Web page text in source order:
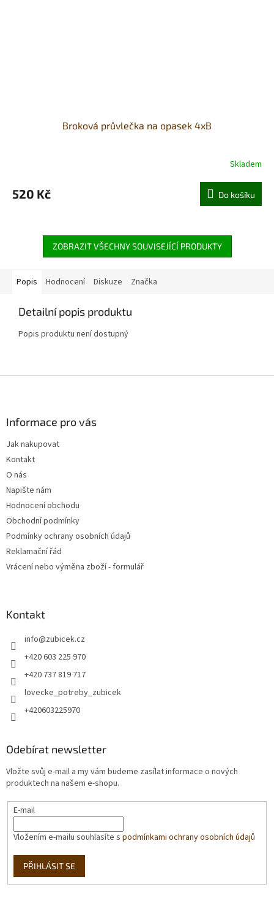
Broková průvlečka na opasek 4xB
Skladem
520 Kč Do košíku
ZOBRAZIT VŠECHNY SOUVISEJÍCÍ PRODUKTY
Popis Hodnocení Diskuze Značka
Detailní popis produktu
Popis produktu není dostupný
Informace pro vás
Jak nakupovat
Kontakt
O nás
Napište nám
Hodnocení obchodu
Obchodní podmínky
Podmínky ochrany osobních údajů
Reklamační řád
Vrácení nebo výměna zboží - formulář
Kontakt
info@zubicek.cz
+420 603 225 970
+420 737 819 717
lovecke_potreby_zubicek
+420603225970
Odebírat newsletter
Vložte svůj e-mail a my vám budeme zasílat informace o nových
produktech na našem e-shopu.
E-mail
Vložením e-mailu souhlasíte s podmínkami ochrany osobních údajů
PŘIHLÁSIT SE